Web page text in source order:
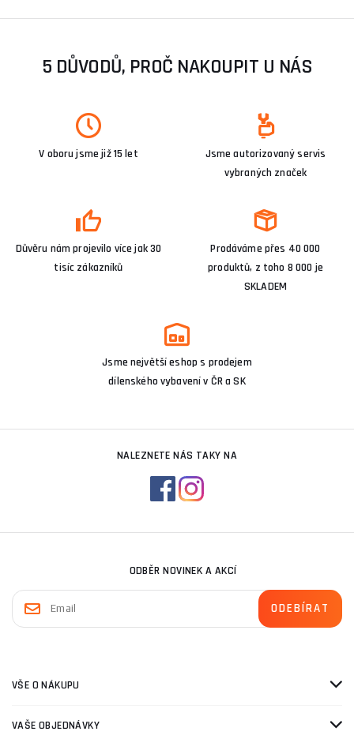
5 DŮVODŮ, PROČ NAKOUPIT U NÁS
V oboru jsme již 15 let
Jsme autorizovaný servis
vybraných značek
Důvěru nám projevilo více jak 30
tisíc zákazníků
Prodáváme přes 40 000
produktů, z toho 8 000 je
SKLADEM
Jsme největší eshop s prodejem
dílenského vybavení v ČR a SK
NALEZNETE NÁS TAKY NA
ODBĚR NOVINEK A AKCÍ
VŠE O NÁKUPU
VAŠE OBJEDNÁVKY